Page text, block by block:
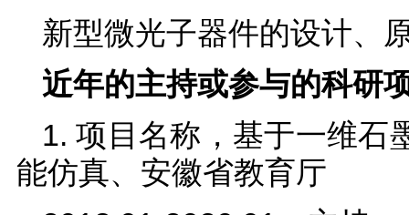
新型微光子器件的设计、
近年的主持或参与的科研
1. 项目名称，基于一维石
能仿真、安徽省教育厅